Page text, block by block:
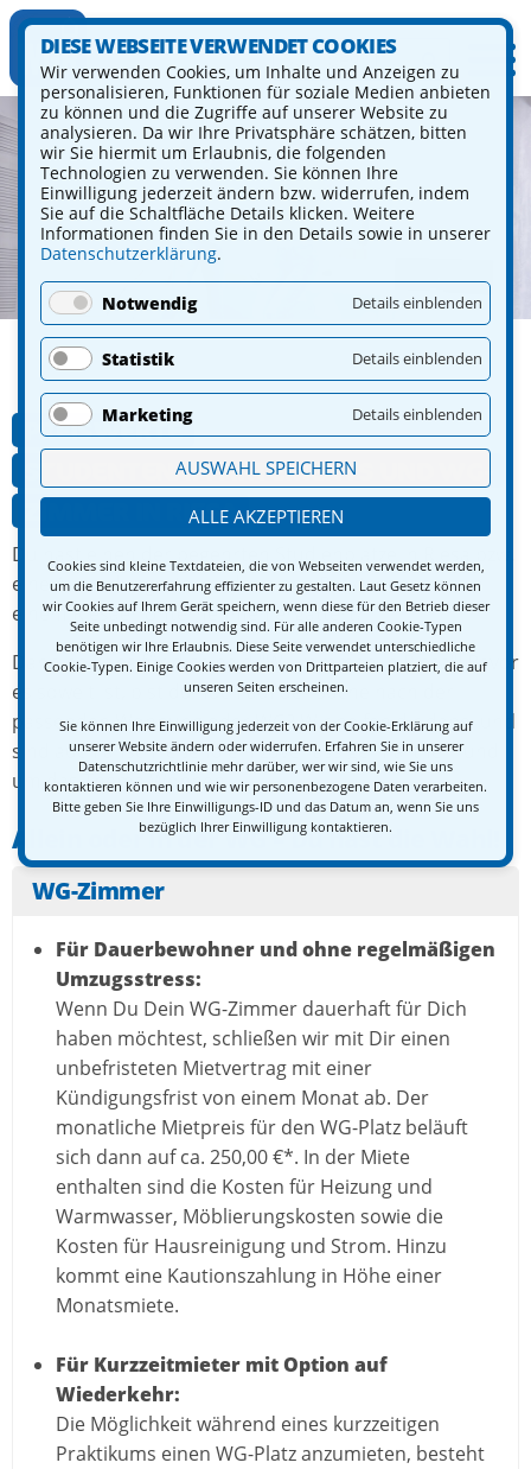
DIESE WEBSEITE VERWENDET COOKIES
Wir verwenden Cookies, um Inhalte und Anzeigen zu
personalisieren, Funktionen für soziale Medien anbieten
zu können und die Zugriffe auf unserer Website zu
analysieren. Da wir Ihre Privatsphäre schätzen, bitten
wir Sie hiermit um Erlaubnis, die folgenden
Technologien zu verwenden. Sie können Ihre
Einwilligung jederzeit ändern bzw. widerrufen, indem
Sie auf die Schaltfläche Details klicken. Weitere
Informationen finden Sie in den Details sowie in unserer
Datenschutzerklärung.
Notwendig Details einblenden
Statistik Details einblenden
Marketing Details einblenden
AUSWAHL SPEICHERN
ALLE AKZEPTIEREN
Cookies sind kleine Textdateien, die von Webseiten verwendet werden,
um die Benutzererfahrung effizienter zu gestalten. Laut Gesetz können
wir Cookies auf Ihrem Gerät speichern, wenn diese für den Betrieb dieser
Seite unbedingt notwendig sind. Für alle anderen Cookie-Typen
benötigen wir Ihre Erlaubnis. Diese Seite verwendet unterschiedliche
Cookie-Typen. Einige Cookies werden von Drittparteien platziert, die auf
unseren Seiten erscheinen.
Sie können Ihre Einwilligung jederzeit von der Cookie-Erklärung auf
unserer Website ändern oder widerrufen. Erfahren Sie in unserer
Datenschutzrichtlinie mehr darüber, wer wir sind, wie Sie uns
kontaktieren können und wie wir personenbezogene Daten verarbeiten.
Bitte geben Sie Ihre Einwilligungs-ID und das Datum an, wenn Sie uns
bezüglich Ihrer Einwilligung kontaktieren.
PREISWERTE
STUDENTENAPPARTEMENTS UND WG-
ZIMMER IN RIESA
Du hast einen der begehrten Studienplätze in Riesa bzw.
eine Ausbildungsstelle oder einen Praktikumsplatz in
einem Riesaer Unternehmen ergattert?
Dann heißt es für dich bald "Willkommen in Riesa"! Bevor
es soweit ist, bist du noch auf der Suche nach der
passenden Wohnung oder WG? Wir helfen dir dabei und
sind auch anschließend ein zuverlässiger Partner rund
um das Thema Wohnen.
Allein oder in der WG – Du hast die Wahl!
WG-Zimmer
Für Dauerbewohner und ohne regelmäßigen
Umzugsstress:
Wenn Du Dein WG-Zimmer dauerhaft für Dich
haben möchtest, schließen wir mit Dir einen
unbefristeten Mietvertrag mit einer
Kündigungsfrist von einem Monat ab. Der
monatliche Mietpreis für den WG-Platz beläuft
sich dann auf ca. 250,00 €*. In der Miete
enthalten sind die Kosten für Heizung und
Warmwasser, Möblierungskosten sowie die
Kosten für Hausreinigung und Strom. Hinzu
kommt eine Kautionszahlung in Höhe einer
Monatsmiete.
Für Kurzzeitmieter mit Option auf
Wiederkehr:
Die Möglichkeit während eines kurzzeitigen
Praktikums einen WG-Platz anzumieten, besteht